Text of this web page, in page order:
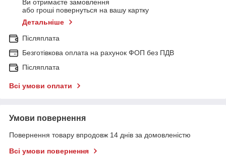
Ви отримаєте замовлення
або гроші повернуться на вашу картку
Детальніше
Післяплата
Безготівкова оплата на рахунок ФОП без ПДВ
Післяплата
Всі умови оплати
Умови повернення
Повернення товару впродовж 14 днів за домовленістю
Всі умови повернення